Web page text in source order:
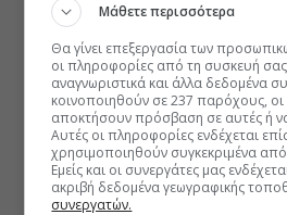
Μάθετε περισσότερα
Θα γίνει επεξεργασία των
οι πληροφορίες από τη συσκευή
αναγνωριστικά και άλλα δεδομένα
κοινοποιηθούν σε 237 παρόχους,
αποκτήσουν πρόσβαση σε αυτές ή
Αυτές οι πληροφορίες ενδέχεται
χρησιμοποιηθούν συγκεκριμένα
Εμείς και οι συνεργάτες μας
ακριβή δεδομένα γεωγραφικής
συνεργατών.